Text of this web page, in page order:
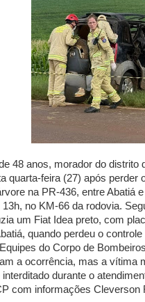
48 anos, morador do distrito
quarta-feira (27) após perder
na PR-436, entre Abatiá
13h, no KM-66 da rodovia.
um Fiat Idea preto, com
quando perdeu o
do Corpo de
a ocorrência, mas a vítima
durante o
com informações Cleverson